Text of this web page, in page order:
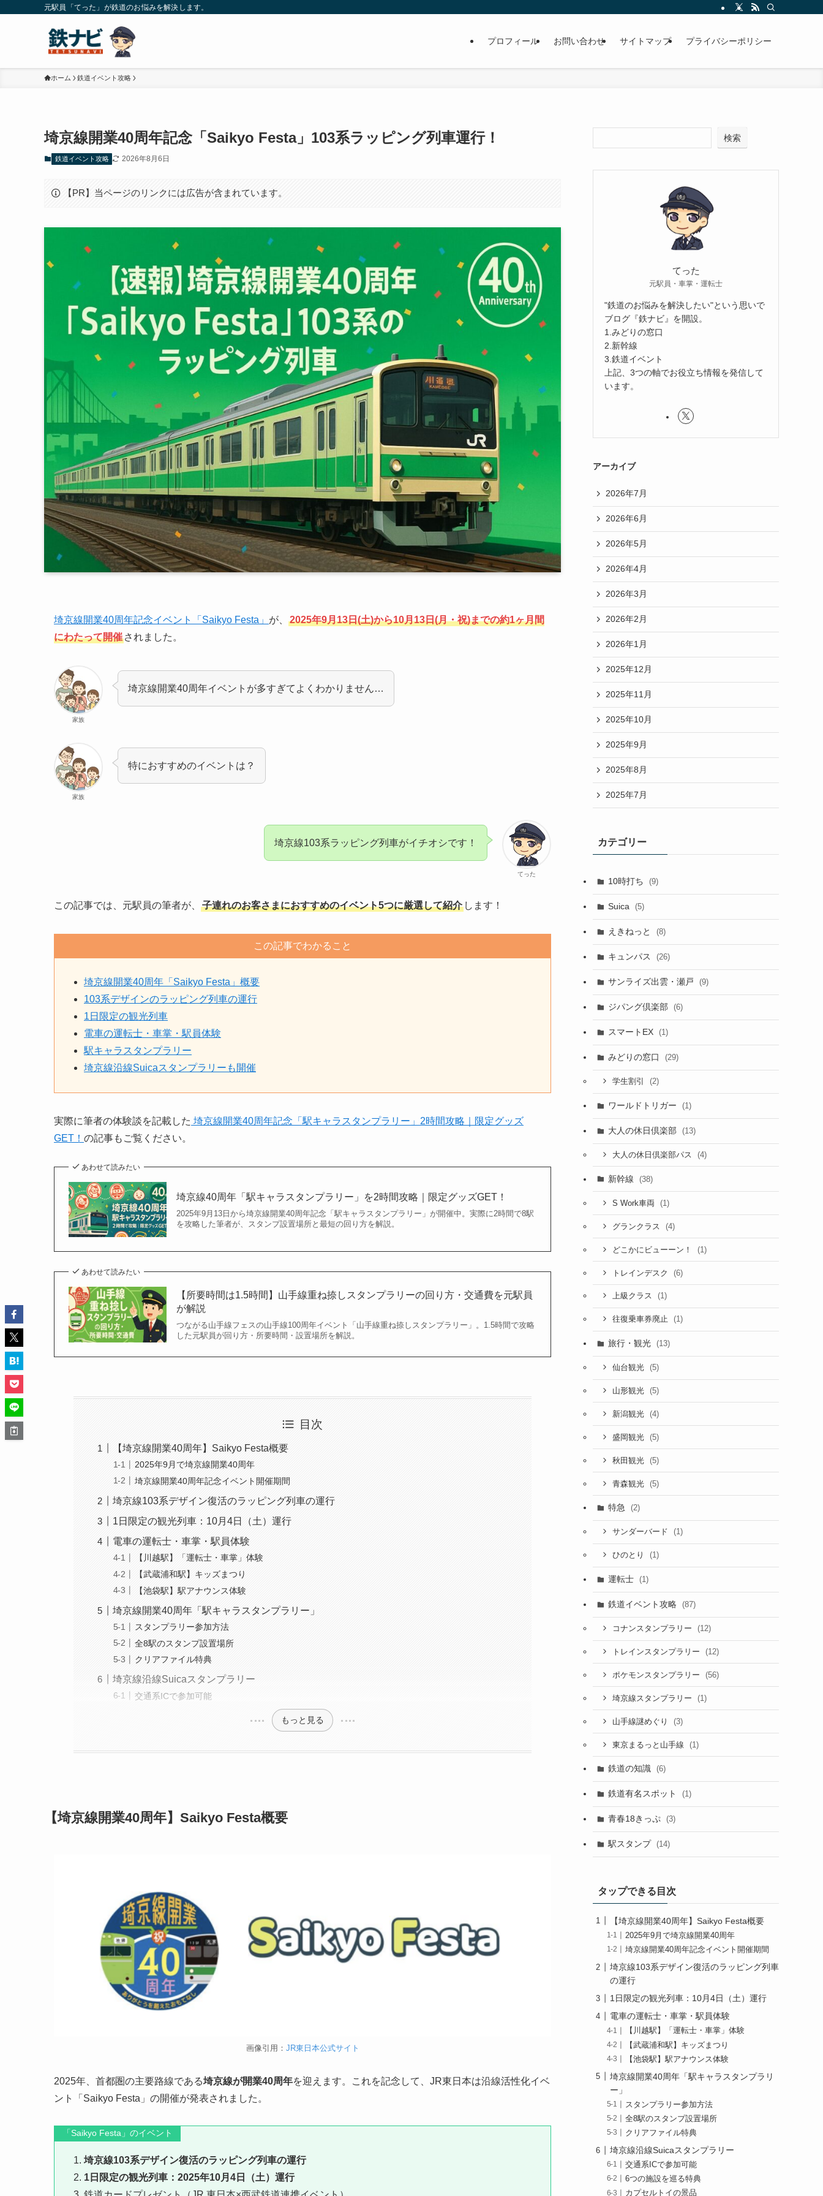
元駅員「てった」が鉄道のお悩みを解決します。
プロフィール お問い合わせ サイトマップ プライバシーポリシー
ホーム 鉄道イベント攻略
埼京線開業40周年記念「Saikyo Festa」103系ラッピング列車運行！
鉄道イベント攻略 2026年8月6日
【PR】当ページのリンクには広告が含まれています。
埼京線開業40周年記念イベント「Saikyo Festa」 が、
2025年9月13日(土)から10月13日(月・祝)までの約1ヶ月間
にわたって開催 されました。
家族
埼京線開業40周年イベントが多すぎてよくわかりません…
家族
特におすすめのイベントは？
てった
埼京線103系ラッピング列車がイチオシです！
この記事では、元駅員の筆者が、 子連れのお客さまにおすすめのイベント5つに厳選して紹介 します！
この記事でわかること
埼京線開業40周年「Saikyo Festa」概要
103系デザインのラッピング列車の運行
1日限定の観光列車
電車の運転士・車掌・駅員体験
駅キャラスタンプラリー
埼京線沿線Suicaスタンプラリーも開催
実際に筆者の体験談を記載した 埼京線開業40周年記念「駅キャラスタンプラリー」2時間攻略｜限定グッズ
GET！ の記事もご覧ください。
あわせて読みたい
埼京線40周年「駅キャラスタンプラリー」を2時間攻略｜限定グッズGET！
2025年9月13日から埼京線開業40周年記念「駅キャラスタンプラリー」が開催中。実際に2時間で8駅
を攻略した筆者が、スタンプ設置場所と最短の回り方を解説。
あわせて読みたい
【所要時間は1.5時間】山手線重ね捺しスタンプラリーの回り方・交通費を元駅員
が解説
つながる山手線フェスの山手線100周年イベント「山手線重ね捺しスタンプラリー」。1.5時間で攻略
した元駅員が回り方・所要時間・設置場所を解説。
目次
【埼京線開業40周年】Saikyo Festa概要
2025年9月で埼京線開業40周年
埼京線開業40周年記念イベント開催期間
埼京線103系デザイン復活のラッピング列車の運行
1日限定の観光列車：10月4日（土）運行
電車の運転士・車掌・駅員体験
【川越駅】「運転士・車掌」体験
【武蔵浦和駅】キッズまつり
【池袋駅】駅アナウンス体験
埼京線開業40周年「駅キャラスタンプラリー」
スタンプラリー参加方法
全8駅のスタンプ設置場所
クリアファイル特典
埼京線沿線Suicaスタンプラリー
交通系ICで参加可能
もっと見る
【埼京線開業40周年】Saikyo Festa概要
画像引用： JR東日本公式サイト
2025年、首都圏の主要路線である埼京線が開業40周年を迎えます。これを記念して、JR東日本は沿線活性化イベ
ント「Saikyo Festa」の開催が発表されました。
「Saikyo Festa」のイベント
埼京線103系デザイン復活のラッピング列車の運行
1日限定の観光列車：2025年10月4日（土）運行
検索
てった
元駅員・車掌・運転士
"鉄道のお悩みを解決したい"という思いで
ブログ『鉄ナビ』を開設。
1.みどりの窓口
2.新幹線
3.鉄道イベント
上記、3つの軸でお役立ち情報を発信して
います。
アーカイブ
2026年7月
2026年6月
2026年5月
2026年4月
2026年3月
2026年2月
2026年1月
2025年12月
2025年11月
2025年10月
2025年9月
2025年8月
2025年7月
カテゴリー
10時打ち (9)
Suica (5)
えきねっと (8)
キュンパス (26)
サンライズ出雲・瀬戸 (9)
ジパング倶楽部 (6)
スマートEX (1)
みどりの窓口 (29)
学生割引 (2)
ワールドトリガー (1)
大人の休日倶楽部 (13)
大人の休日倶楽部パス (4)
新幹線 (38)
S Work車両 (1)
グランクラス (4)
どこかにビューーン！ (1)
トレインデスク (6)
上級クラス (1)
往復乗車券廃止 (1)
旅行・観光 (13)
仙台観光 (5)
山形観光 (5)
新潟観光 (4)
盛岡観光 (5)
秋田観光 (5)
青森観光 (5)
特急 (2)
サンダーバード (1)
ひのとり (1)
運転士 (1)
鉄道イベント攻略 (87)
コナンスタンプラリー (12)
トレインスタンプラリー (12)
ポケモンスタンプラリー (56)
埼京線スタンプラリー (1)
山手線謎めぐり (3)
東京まるっと山手線 (1)
鉄道の知識 (6)
鉄道有名スポット (1)
青春18きっぷ (3)
駅スタンプ (14)
タップできる目次
【埼京線開業40周年】Saikyo Festa概要
2025年9月で埼京線開業40周年
埼京線開業40周年記念イベント開催期間
埼京線103系デザイン復活のラッピング列車
の運行
1日限定の観光列車：10月4日（土）運行
電車の運転士・車掌・駅員体験
【川越駅】「運転士・車掌」体験
【武蔵浦和駅】キッズまつり
【池袋駅】駅アナウンス体験
埼京線開業40周年「駅キャラスタンプラリ
ー」
スタンプラリー参加方法
全8駅のスタンプ設置場所
クリアファイル特典
埼京線沿線Suicaスタンプラリー
交通系ICで参加可能
6つの施設を巡る特典
カプセルトイの景品